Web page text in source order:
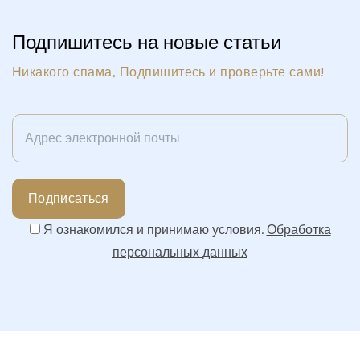
Подпишитесь на новые статьи
Никакого спама, Подпишитесь и проверьте сами!
Подписаться
Я ознакомился и принимаю условия. Обработка
персональных данных